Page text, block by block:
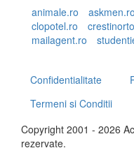
animale.ro
askmen.ro
clopotel.ro
mailagent.ro
Confidentialitate
Termeni si Conditii
Copyright 2001 - 2026
rezervate.